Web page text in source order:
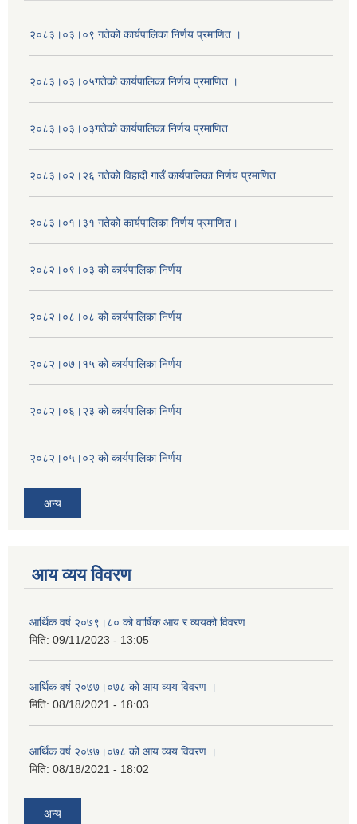
२०८३।०३।०९ गतेको कार्यपालिका निर्णय प्रमाणित ।
२०८३।०३।०५गतेको कार्यपालिका निर्णय प्रमाणित ।
२०८३।०३।०३गतेको कार्यपालिका निर्णय प्रमाणित
२०८३।०२।२६ गतेको विहादी गाउँ कार्यपालिका निर्णय प्रमाणित
२०८३।०१।३१ गतेको कार्यपालिका निर्णय प्रमाणित।
२०८२।०९।०३ को कार्यपालिका निर्णय
२०८२।०८।०८ को कार्यपालिका निर्णय
२०८२।०७।१५ को कार्यपालिका निर्णय
२०८२।०६।२३ को कार्यपालिका निर्णय
२०८२।०५।०२ को कार्यपालिका निर्णय
अन्य
आय व्यय विवरण
आर्थिक वर्ष २०७९।८० को वार्षिक आय र व्ययको विवरण
मिति: 09/11/2023 - 13:05
आर्थिक वर्ष २०७७।०७८ को आय व्यय विवरण ।
मिति: 08/18/2021 - 18:03
आर्थिक वर्ष २०७७।०७८ को आय व्यय विवरण ।
मिति: 08/18/2021 - 18:02
अन्य